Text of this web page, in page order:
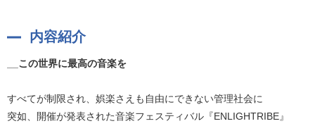
内容紹介
__この世界に最高の音楽を
すべてが制限され、娯楽さえも自由にできない管理社会に
突如、開催が発表された音楽フェスティバル『ENLIGHTRIBE』